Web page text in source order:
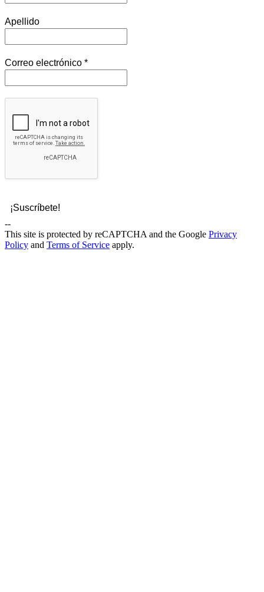
Apellido
Correo electrónico *
--
This site is protected by reCAPTCHA and the Google Privacy
Policy and Terms of Service apply.